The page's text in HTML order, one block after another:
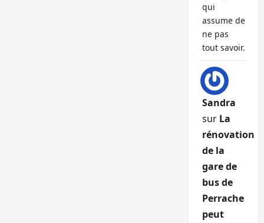
qui
assume de
ne pas
tout savoir.
Sandra
sur La
rénovation
de la
gare de
bus de
Perrache
peut